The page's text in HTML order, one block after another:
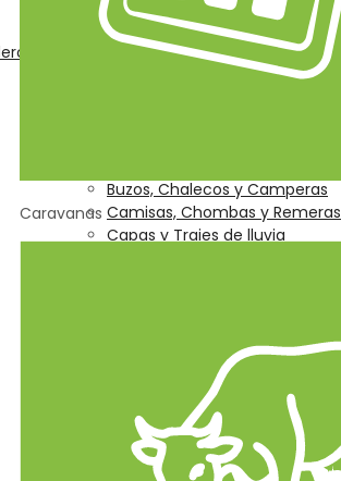
Buzos, Chalecos y Camperas
Camisas, Chombas y Remeras
Capas y Trajes de lluvia
Caravanas